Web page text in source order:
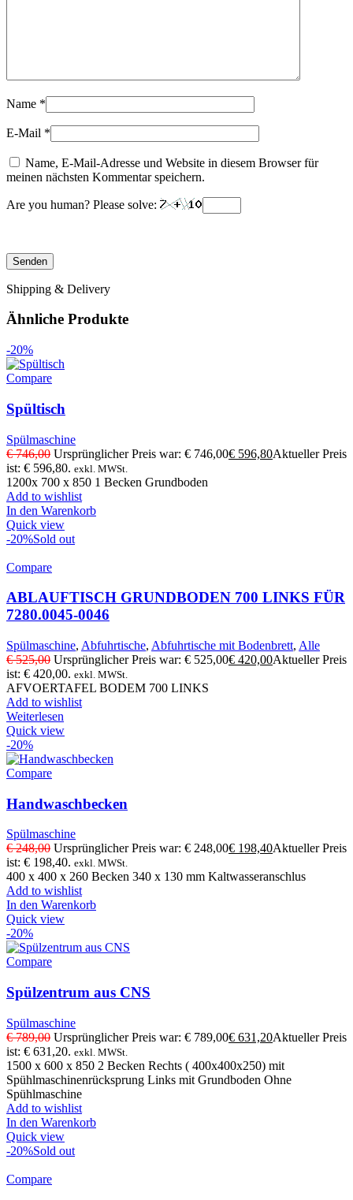
Name *
E-Mail *
Name, E-Mail-Adresse und Website in diesem Browser für
meinen nächsten Kommentar speichern.
Are you human? Please solve:
Shipping & Delivery
Ähnliche Produkte
-20%
Compare
Spültisch
Spülmaschine
€746,00 Ursprünglicher Preis war: € 746,00€ 596,80Aktueller Preis
ist: € 596,80. exkl. MWSt.
1200x 700 x 850 1 Becken Grundboden
Add to wishlist
In den Warenkorb
Quick view
-20%Sold out
Compare
ABLAUFTISCH GRUNDBODEN 700 LINKS FÜR
7280.0045-0046
Spülmaschine, Abfuhrtische, Abfuhrtische mit Bodenbrett, Alle
€525,00 Ursprünglicher Preis war: € 525,00€ 420,00Aktueller Preis
ist: € 420,00. exkl. MWSt.
AFVOERTAFEL BODEM 700 LINKS
Add to wishlist
Weiterlesen
Quick view
-20%
Compare
Handwaschbecken
Spülmaschine
€248,00 Ursprünglicher Preis war: € 248,00€ 198,40Aktueller Preis
ist: € 198,40. exkl. MWSt.
400 x 400 x 260 Becken 340 x 130 mm Kaltwasseranschlus
Add to wishlist
In den Warenkorb
Quick view
-20%
Compare
Spülzentrum aus CNS
Spülmaschine
€789,00 Ursprünglicher Preis war: € 789,00€ 631,20Aktueller Preis
ist: € 631,20. exkl. MWSt.
1500 x 600 x 850 2 Becken Rechts ( 400x400x250) mit
Spühlmaschinenrücksprung Links mit Grundboden Ohne
Spühlmaschine
Add to wishlist
In den Warenkorb
Quick view
-20%Sold out
Compare